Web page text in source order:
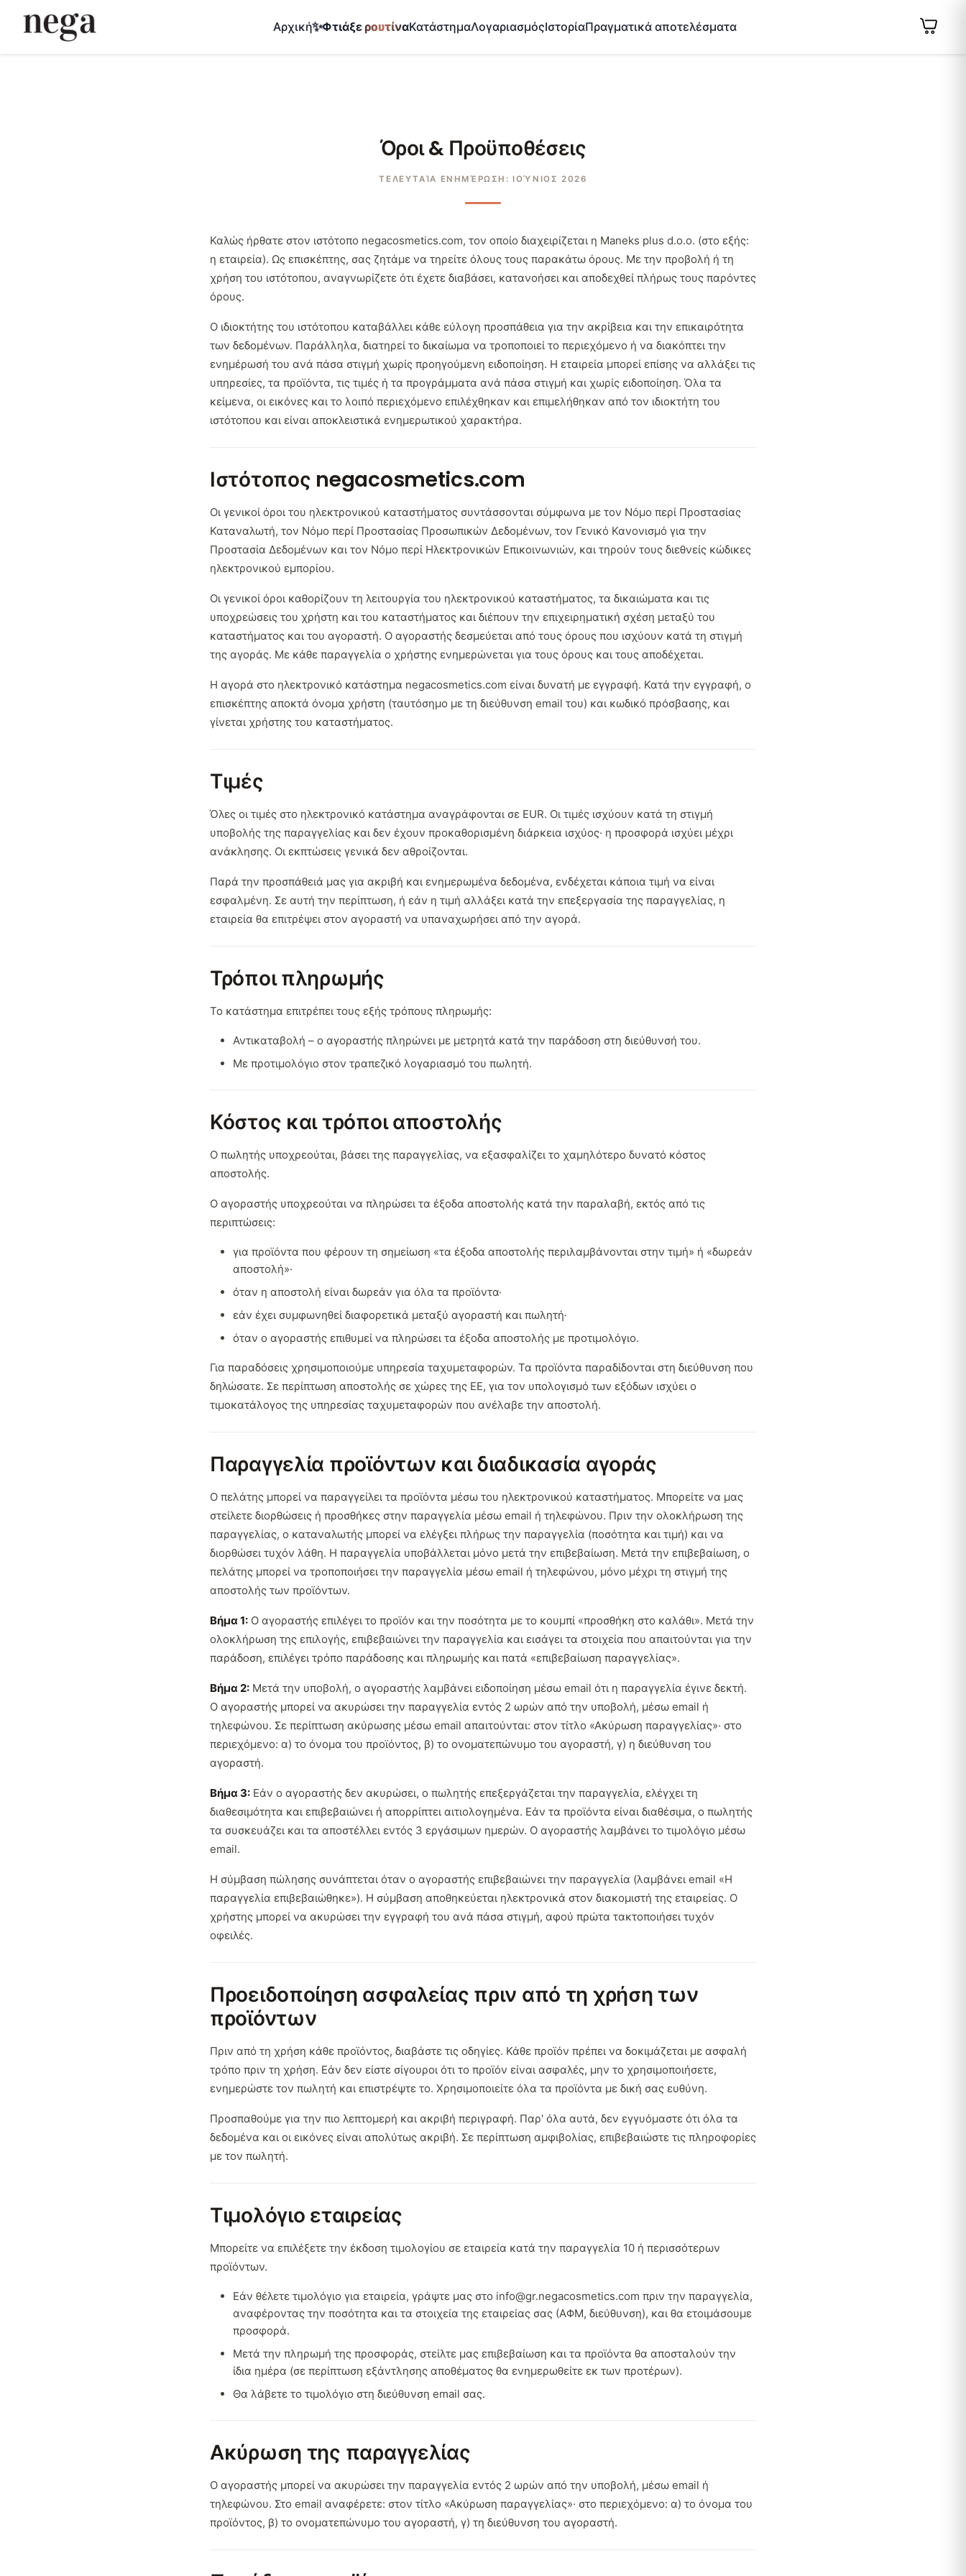
Αρχική✨Φτιάξε ρουτίναΚατάστημαΛογαριασμόςΙστορίαΠραγματικά αποτελέσματα
Όροι & Προϋποθέσεις
ΤΕΛΕΥΤΑΊΑ ΕΝΗΜΈΡΩΣΗ: ΙΟΎΝΙΟΣ 2026
Καλώς ήρθατε στον ιστότοπο negacosmetics.com, τον οποίο διαχειρίζεται η Maneks plus d.o.o. (στο εξής:
η εταιρεία). Ως επισκέπτης, σας ζητάμε να τηρείτε όλους τους παρακάτω όρους. Με την προβολή ή τη
χρήση του ιστότοπου, αναγνωρίζετε ότι έχετε διαβάσει, κατανοήσει και αποδεχθεί πλήρως τους παρόντες
όρους.
Ο ιδιοκτήτης του ιστότοπου καταβάλλει κάθε εύλογη προσπάθεια για την ακρίβεια και την επικαιρότητα
των δεδομένων. Παράλληλα, διατηρεί το δικαίωμα να τροποποιεί το περιεχόμενο ή να διακόπτει την
ενημέρωσή του ανά πάσα στιγμή χωρίς προηγούμενη ειδοποίηση. Η εταιρεία μπορεί επίσης να αλλάξει τις
υπηρεσίες, τα προϊόντα, τις τιμές ή τα προγράμματα ανά πάσα στιγμή και χωρίς ειδοποίηση. Όλα τα
κείμενα, οι εικόνες και το λοιπό περιεχόμενο επιλέχθηκαν και επιμελήθηκαν από τον ιδιοκτήτη του
ιστότοπου και είναι αποκλειστικά ενημερωτικού χαρακτήρα.
Ιστότοπος negacosmetics.com
Οι γενικοί όροι του ηλεκτρονικού καταστήματος συντάσσονται σύμφωνα με τον Νόμο περί Προστασίας
Καταναλωτή, τον Νόμο περί Προστασίας Προσωπικών Δεδομένων, τον Γενικό Κανονισμό για την
Προστασία Δεδομένων και τον Νόμο περί Ηλεκτρονικών Επικοινωνιών, και τηρούν τους διεθνείς κώδικες
ηλεκτρονικού εμπορίου.
Οι γενικοί όροι καθορίζουν τη λειτουργία του ηλεκτρονικού καταστήματος, τα δικαιώματα και τις
υποχρεώσεις του χρήστη και του καταστήματος και διέπουν την επιχειρηματική σχέση μεταξύ του
καταστήματος και του αγοραστή. Ο αγοραστής δεσμεύεται από τους όρους που ισχύουν κατά τη στιγμή
της αγοράς. Με κάθε παραγγελία ο χρήστης ενημερώνεται για τους όρους και τους αποδέχεται.
Η αγορά στο ηλεκτρονικό κατάστημα negacosmetics.com είναι δυνατή με εγγραφή. Κατά την εγγραφή, ο
επισκέπτης αποκτά όνομα χρήστη (ταυτόσημο με τη διεύθυνση email του) και κωδικό πρόσβασης, και
γίνεται χρήστης του καταστήματος.
Τιμές
Όλες οι τιμές στο ηλεκτρονικό κατάστημα αναγράφονται σε EUR. Οι τιμές ισχύουν κατά τη στιγμή
υποβολής της παραγγελίας και δεν έχουν προκαθορισμένη διάρκεια ισχύος· η προσφορά ισχύει μέχρι
ανάκλησης. Οι εκπτώσεις γενικά δεν αθροίζονται.
Παρά την προσπάθειά μας για ακριβή και ενημερωμένα δεδομένα, ενδέχεται κάποια τιμή να είναι
εσφαλμένη. Σε αυτή την περίπτωση, ή εάν η τιμή αλλάξει κατά την επεξεργασία της παραγγελίας, η
εταιρεία θα επιτρέψει στον αγοραστή να υπαναχωρήσει από την αγορά.
Τρόποι πληρωμής
Το κατάστημα επιτρέπει τους εξής τρόπους πληρωμής:
Αντικαταβολή – ο αγοραστής πληρώνει με μετρητά κατά την παράδοση στη διεύθυνσή του.
Με προτιμολόγιο στον τραπεζικό λογαριασμό του πωλητή.
Κόστος και τρόποι αποστολής
Ο πωλητής υποχρεούται, βάσει της παραγγελίας, να εξασφαλίζει το χαμηλότερο δυνατό κόστος
αποστολής.
Ο αγοραστής υποχρεούται να πληρώσει τα έξοδα αποστολής κατά την παραλαβή, εκτός από τις
περιπτώσεις:
για προϊόντα που φέρουν τη σημείωση «τα έξοδα αποστολής περιλαμβάνονται στην τιμή» ή «δωρεάν
αποστολή»·
όταν η αποστολή είναι δωρεάν για όλα τα προϊόντα·
εάν έχει συμφωνηθεί διαφορετικά μεταξύ αγοραστή και πωλητή·
όταν ο αγοραστής επιθυμεί να πληρώσει τα έξοδα αποστολής με προτιμολόγιο.
Για παραδόσεις χρησιμοποιούμε υπηρεσία ταχυμεταφορών. Τα προϊόντα παραδίδονται στη διεύθυνση που
δηλώσατε. Σε περίπτωση αποστολής σε χώρες της ΕΕ, για τον υπολογισμό των εξόδων ισχύει ο
τιμοκατάλογος της υπηρεσίας ταχυμεταφορών που ανέλαβε την αποστολή.
Παραγγελία προϊόντων και διαδικασία αγοράς
Ο πελάτης μπορεί να παραγγείλει τα προϊόντα μέσω του ηλεκτρονικού καταστήματος. Μπορείτε να μας
στείλετε διορθώσεις ή προσθήκες στην παραγγελία μέσω email ή τηλεφώνου. Πριν την ολοκλήρωση της
παραγγελίας, ο καταναλωτής μπορεί να ελέγξει πλήρως την παραγγελία (ποσότητα και τιμή) και να
διορθώσει τυχόν λάθη. Η παραγγελία υποβάλλεται μόνο μετά την επιβεβαίωση. Μετά την επιβεβαίωση, ο
πελάτης μπορεί να τροποποιήσει την παραγγελία μέσω email ή τηλεφώνου, μόνο μέχρι τη στιγμή της
αποστολής των προϊόντων.
Βήμα 1: Ο αγοραστής επιλέγει το προϊόν και την ποσότητα με το κουμπί «προσθήκη στο καλάθι». Μετά την
ολοκλήρωση της επιλογής, επιβεβαιώνει την παραγγελία και εισάγει τα στοιχεία που απαιτούνται για την
παράδοση, επιλέγει τρόπο παράδοσης και πληρωμής και πατά «επιβεβαίωση παραγγελίας».
Βήμα 2: Μετά την υποβολή, ο αγοραστής λαμβάνει ειδοποίηση μέσω email ότι η παραγγελία έγινε δεκτή.
Ο αγοραστής μπορεί να ακυρώσει την παραγγελία εντός 2 ωρών από την υποβολή, μέσω email ή
τηλεφώνου. Σε περίπτωση ακύρωσης μέσω email απαιτούνται: στον τίτλο «Ακύρωση παραγγελίας»· στο
περιεχόμενο: α) το όνομα του προϊόντος, β) το ονοματεπώνυμο του αγοραστή, γ) η διεύθυνση του
αγοραστή.
Βήμα 3: Εάν ο αγοραστής δεν ακυρώσει, ο πωλητής επεξεργάζεται την παραγγελία, ελέγχει τη
διαθεσιμότητα και επιβεβαιώνει ή απορρίπτει αιτιολογημένα. Εάν τα προϊόντα είναι διαθέσιμα, ο πωλητής
τα συσκευάζει και τα αποστέλλει εντός 3 εργάσιμων ημερών. Ο αγοραστής λαμβάνει το τιμολόγιο μέσω
email.
Η σύμβαση πώλησης συνάπτεται όταν ο αγοραστής επιβεβαιώνει την παραγγελία (λαμβάνει email «Η
παραγγελία επιβεβαιώθηκε»). Η σύμβαση αποθηκεύεται ηλεκτρονικά στον διακομιστή της εταιρείας. Ο
χρήστης μπορεί να ακυρώσει την εγγραφή του ανά πάσα στιγμή, αφού πρώτα τακτοποιήσει τυχόν
οφειλές.
Προειδοποίηση ασφαλείας πριν από τη χρήση των
προϊόντων
Πριν από τη χρήση κάθε προϊόντος, διαβάστε τις οδηγίες. Κάθε προϊόν πρέπει να δοκιμάζεται με ασφαλή
τρόπο πριν τη χρήση. Εάν δεν είστε σίγουροι ότι το προϊόν είναι ασφαλές, μην το χρησιμοποιήσετε,
ενημερώστε τον πωλητή και επιστρέψτε το. Χρησιμοποιείτε όλα τα προϊόντα με δική σας ευθύνη.
Προσπαθούμε για την πιο λεπτομερή και ακριβή περιγραφή. Παρ' όλα αυτά, δεν εγγυόμαστε ότι όλα τα
δεδομένα και οι εικόνες είναι απολύτως ακριβή. Σε περίπτωση αμφιβολίας, επιβεβαιώστε τις πληροφορίες
με τον πωλητή.
Τιμολόγιο εταιρείας
Μπορείτε να επιλέξετε την έκδοση τιμολογίου σε εταιρεία κατά την παραγγελία 10 ή περισσότερων
προϊόντων.
Εάν θέλετε τιμολόγιο για εταιρεία, γράψτε μας στο info@gr.negacosmetics.com πριν την παραγγελία,
αναφέροντας την ποσότητα και τα στοιχεία της εταιρείας σας (ΑΦΜ, διεύθυνση), και θα ετοιμάσουμε
προσφορά.
Μετά την πληρωμή της προσφοράς, στείλτε μας επιβεβαίωση και τα προϊόντα θα αποσταλούν την
ίδια ημέρα (σε περίπτωση εξάντλησης αποθέματος θα ενημερωθείτε εκ των προτέρων).
Θα λάβετε το τιμολόγιο στη διεύθυνση email σας.
Ακύρωση της παραγγελίας
Ο αγοραστής μπορεί να ακυρώσει την παραγγελία εντός 2 ωρών από την υποβολή, μέσω email ή
τηλεφώνου. Στο email αναφέρετε: στον τίτλο «Ακύρωση παραγγελίας»· στο περιεχόμενο: α) το όνομα του
προϊόντος, β) το ονοματεπώνυμο του αγοραστή, γ) τη διεύθυνση του αγοραστή.